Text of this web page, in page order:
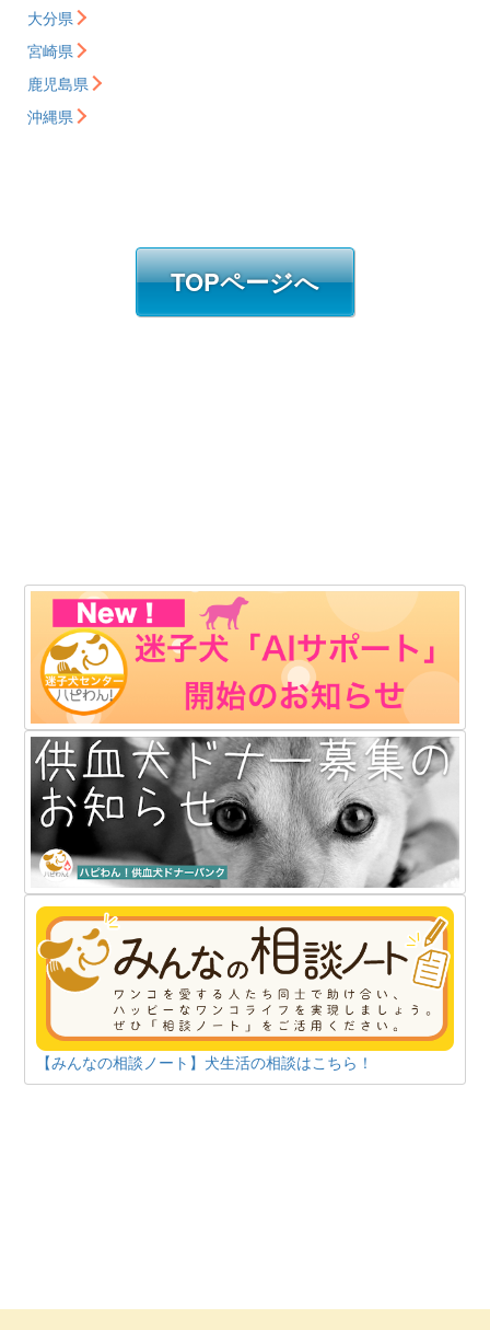
大分県
宮崎県
鹿児島県
沖縄県
TOPページへ
【みんなの相談ノート】犬生活の相談はこちら！